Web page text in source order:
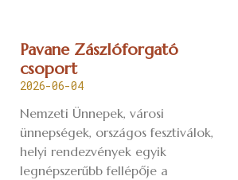
Pavane Zászlóforgató
csoport
2026-06-04
Nemzeti Ünnepek, városi
ünnepségek, országos fesztiválok,
helyi rendezvények egyik
legnépszerűbb fellépője a